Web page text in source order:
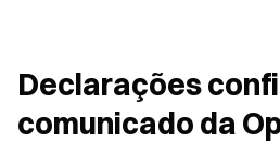
Declarações
comunicado da